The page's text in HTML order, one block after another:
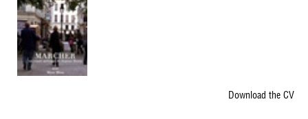
Download the CV